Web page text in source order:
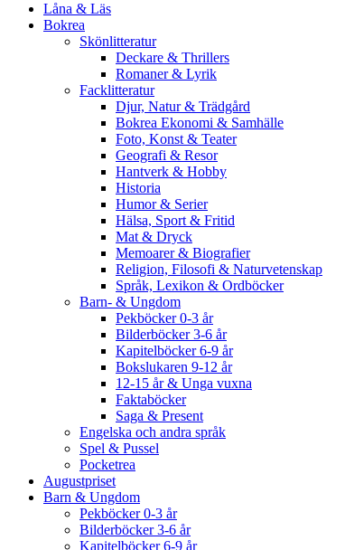
Låna & Läs
Bokrea
Skönlitteratur
Deckare & Thrillers
Romaner & Lyrik
Facklitteratur
Djur, Natur & Trädgård
Bokrea Ekonomi & Samhälle
Foto, Konst & Teater
Geografi & Resor
Hantverk & Hobby
Historia
Humor & Serier
Hälsa, Sport & Fritid
Mat & Dryck
Memoarer & Biografier
Religion, Filosofi & Naturvetenskap
Språk, Lexikon & Ordböcker
Barn- & Ungdom
Pekböcker 0-3 år
Bilderböcker 3-6 år
Kapitelböcker 6-9 år
Bokslukaren 9-12 år
12-15 år & Unga vuxna
Faktaböcker
Saga & Present
Engelska och andra språk
Spel & Pussel
Pocketrea
Augustpriset
Barn & Ungdom
Pekböcker 0-3 år
Bilderböcker 3-6 år
Kapitelböcker 6-9 år